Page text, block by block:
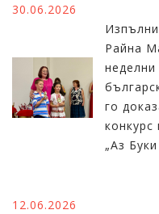
30.06.2026
Райна
го
конкурс
„Аз
12.06.2026